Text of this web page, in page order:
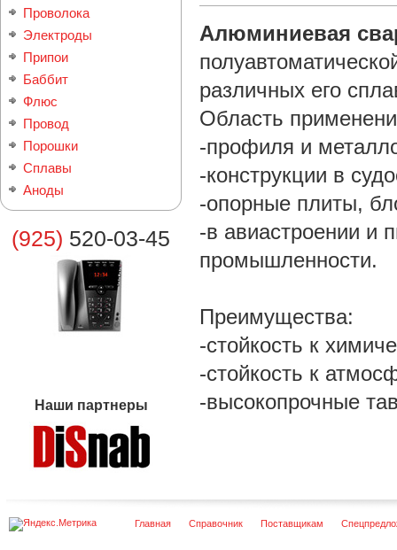
Проволока
Электроды
Припои
Баббит
Флюс
Провод
Порошки
Сплавы
Аноды
(925) 520-03-45
Наши партнеры
Алюминиевая
различных его
Область
-профиля и
-конструкции в
-опорные плиты,
-в авиастроении и
промышленности.
Преимущества:
-стойкость к
-стойкость к
-высокопрочные
Главная Справочник Поставщикам